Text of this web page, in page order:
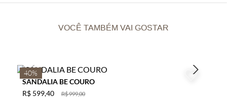
VOCÊ TAMBÉM VAI GOSTAR
40%
SANDALIA BE COURO
R$999,00
R$ 599,40